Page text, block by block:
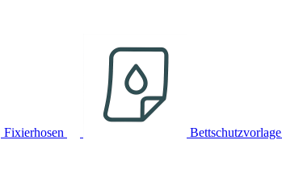
Fixierhosen Bettschutzvorlage